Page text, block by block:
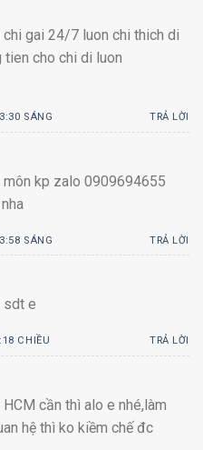
chi gai 24/7 luon chi thich di
cho chi di luon
SÁNG TRẢ LỜI
môn kp zalo 0909694655
SÁNG TRẢ LỜI
sdt e
CHIỀU TRẢ LỜI
cần thì alo e nhé,làm
hệ thì ko kiềm chế đc